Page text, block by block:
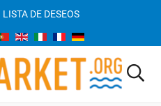
LISTA DE DESEOS